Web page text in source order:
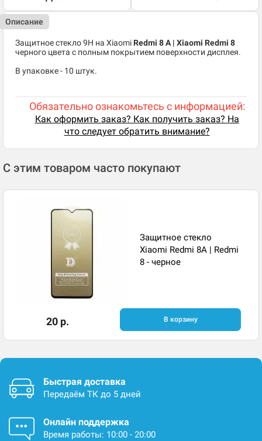
Описание
Защитное стекло 9H на Xiaomi Redmi 8 A | Xiaomi Redmi 8
черного цвета с полным покрытием поверхности дисплея.
В упаковке - 10 штук.
Обязательно ознакомьтесь с информацией:
Как оформить заказ? Как получить заказ? На
что следует обратить внимание?
С этим товаром часто покупают
Защитное стекло
Xiaomi Redmi 8A | Redmi
8 - черное
20 р. В корзину
Быстрая доставка
Передаём ТК до 5 дней
Онлайн поддержка
Время работы: 10:00 - 20:00